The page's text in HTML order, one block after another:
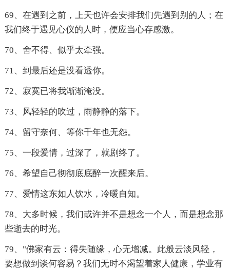
69、在遇到之前，上天也许会安排我们先遇到别的人；在
我们终于遇见心仪的人时，便应当心存感激。
70、舍不得、似乎太牵强。
71、到最后还是没看透你。
72、寂寞已将我渐渐淹没。
73、风轻轻的吹过，雨静静的落下。
74、留守奈何、等你千年也无怨。
75、一段爱情，过深了，就剧终了。
76、希望自己彻彻底底醉一次醒来后。
77、爱情这东如人饮水，冷暖自知。
78、大多时候，我们或许并不是想念一个人，而是想念那
些逝去的时光。
79、"佛家有云：得失随缘，心无增减。此般云淡风轻，
要想做到谈何容易？我们无时不渴望着家人健康，学业有